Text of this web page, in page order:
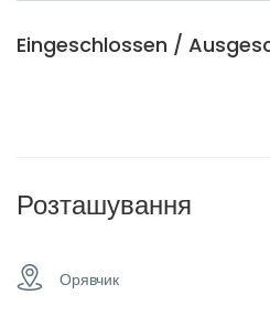
Eingeschlossen /
Розташування
Орявчик